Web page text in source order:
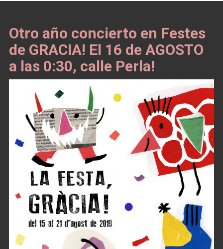
Otro año concierto en Festes
de GRACIA! El 16 de AGOSTO
a las 0:30, calle Perla!